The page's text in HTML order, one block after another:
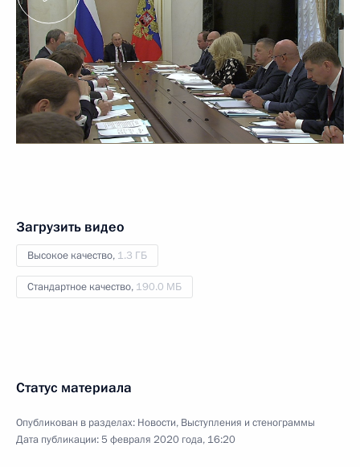
Загрузить видео
Высокое качество, 1.3 ГБ
Стандартное качество, 190.0 МБ
Статус материала
Опубликован в разделах: Новости, Выступления и стенограммы
Дата публикации:5 февраля 2020 года, 16:20